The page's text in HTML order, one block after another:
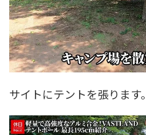
サイトにテントを張ります。